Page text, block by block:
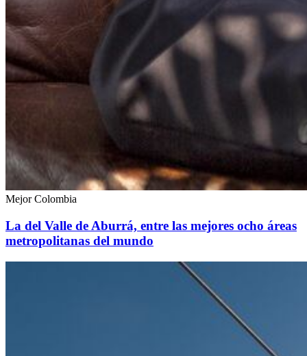
Mejor Colombia
La del Valle de Aburrá, entre las mejores ocho áreas
metropolitanas del mundo